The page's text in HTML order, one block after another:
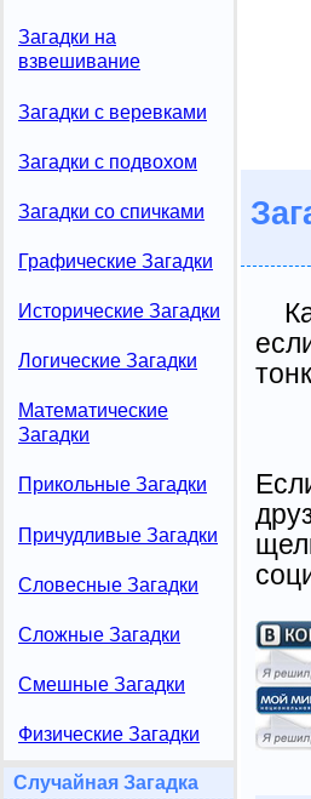
Загадки на
взвешивание
Загадки с веревками
Загадки с подвохом
Загадки со спичками
Графические Загадки
Исторические Загадки
Логические Загадки
Математические
Загадки
Прикольные Загадки
Причудливые Загадки
Словесные Загадки
Сложные Загадки
Смешные Загадки
Физические Загадки
Случайная Загадка